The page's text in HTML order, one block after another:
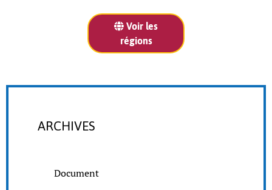
Voir les
régions
ARCHIVES
Document